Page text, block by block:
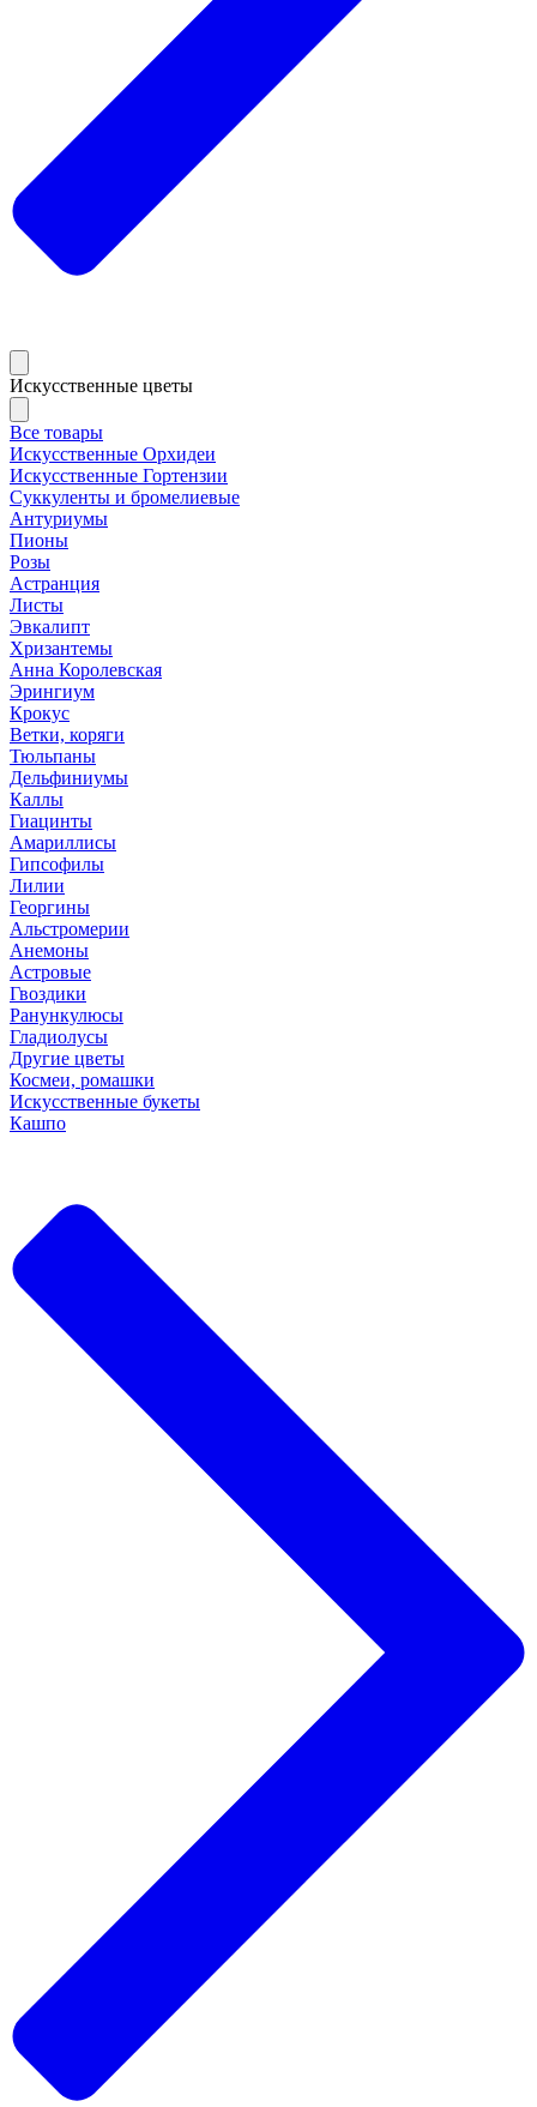
Искусственные цветы
Все товары
Искусственные Орхидеи
Искусственные Гортензии
Суккуленты и бромелиевые
Антуриумы
Пионы
Розы
Астранция
Листы
Эвкалипт
Хризантемы
Анна Королевская
Эрингиум
Крокус
Ветки, коряги
Тюльпаны
Дельфиниумы
Каллы
Гиацинты
Амариллисы
Гипсофилы
Лилии
Георгины
Альстромерии
Анемоны
Астровые
Гвоздики
Ранункулюсы
Гладиолусы
Другие цветы
Космеи, ромашки
Искусственные букеты
Кашпо